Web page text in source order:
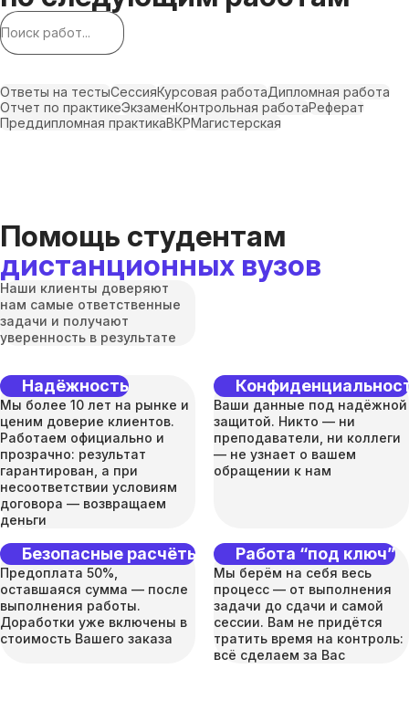
Ответы на тестыСессияКурсовая работаДипломная работа
Отчет по практикеЭкзаменКонтрольная работаРеферат
Преддипломная практикаВКРМагистерская
Помощь студентам
дистанционных вузов
Наши клиенты доверяют
нам самые ответственные
задачи и получают
уверенность в результате
Надёжность
Мы более 10 лет на рынке и
ценим доверие клиентов.
Работаем официально и
прозрачно: результат
гарантирован, а при
несоответствии условиям
договора — возвращаем
деньги
Ваши данные под надёжной
защитой. Никто — ни
преподаватели, ни коллеги
— не узнает о вашем
обращении к нам
Безопасные расчёты
Предоплата 50%,
оставшаяся сумма — после
выполнения работы.
Доработки уже включены в
стоимость Вашего заказа
Работа “под ключ”
Мы берём на себя весь
процесс — от выполнения
задачи до сдачи и самой
сессии. Вам не придётся
тратить время на контроль:
всё сделаем за Вас